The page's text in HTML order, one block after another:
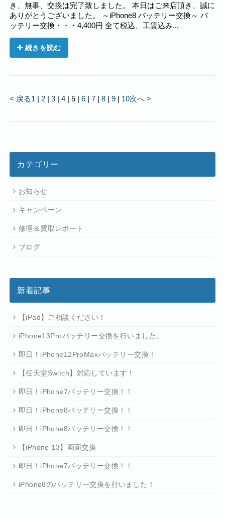
き、無事、交換は完了致しました。 本日はご来店頂き、誠に
ありがとうございました。 ～iPhone8 バッテリー交換～ バ
ッテリー交換・・・4,400円 全て税込、工賃込み...
続きを読む
< 戻る1 | 2 |3 |4 |5 |6 |7 |8 |9 | 10次へ >
カテゴリー
お知らせ
キャンペーン
修理＆買取レポート
ブログ
新着記事
【iPad】ご相談ください！
iPhone13Proバッテリー交換を行いました。
即日！iPhone12ProMaxバッテリー交換！
【任天堂Switch】対応しています！
即日！iPhone7バッテリー交換！！
即日！iPhone8バッテリー交換！！
即日！iPhone8バッテリー交換！！
【iPhone 13】画面交換
即日！iPhone7バッテリー交換！！
iPhone8のバッテリー交換を行いました！